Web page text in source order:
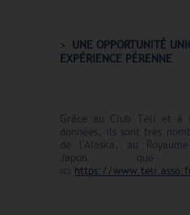
UNE OPPORTUNITÉ
EXPÉRIENCE PÉRENNE
Grâce au Club Téli et à
données, ils sont très
de l'Alaska, au
Japon... que
ici https://